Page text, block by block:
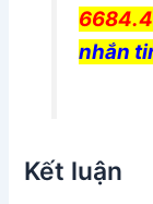
nhắn
Kết luận